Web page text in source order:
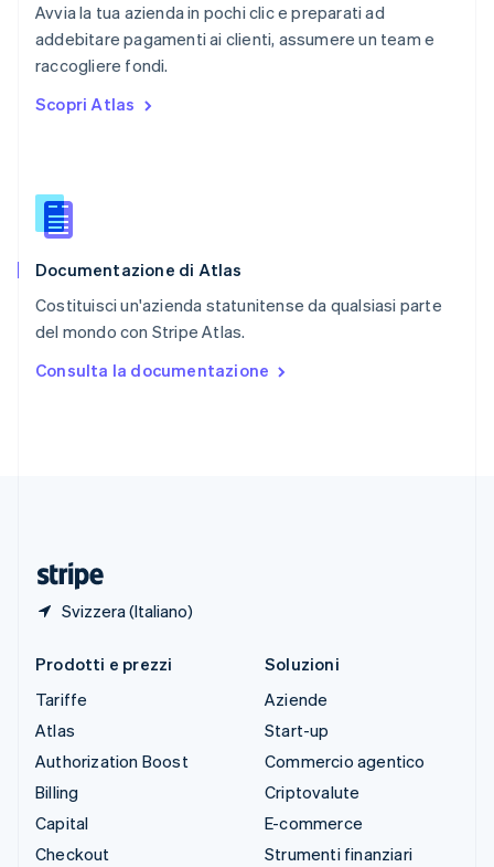
Avvia la tua azienda in pochi clic e preparati ad
addebitare pagamenti ai clienti, assumere un team e
raccogliere fondi.
Scopri Atlas
Documentazione di Atlas
Costituisci un'azienda statunitense da qualsiasi parte
del mondo con Stripe Atlas.
Consulta la documentazione
Svizzera (Italiano)
English简体中文
Regno Unito
English
English
English
Slovacchia
Slovenia
Spagna
Español English
English Español简体中文
Prodotti e prezzi
Tariffe
Atlas
Authorization Boost
Billing
Capital
Checkout
Soluzioni
Aziende
Start-up
Commercio agentico
Criptovalute
E-commerce
Strumenti finanziari